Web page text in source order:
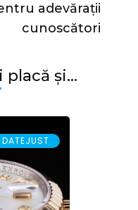
adevărații
cunoscători
și...
DATEJUST